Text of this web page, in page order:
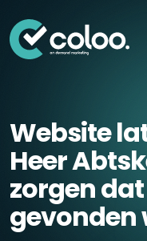
Website
Heer
zorgen
gevonden